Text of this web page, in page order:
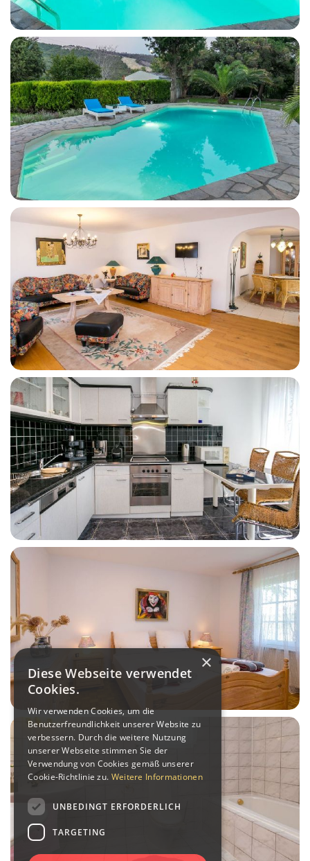
×
Diese Webseite verwendet
Cookies.
Wir verwenden Cookies, um die
Benutzerfreundlichkeit unserer Website zu
verbessern. Durch die weitere Nutzung
unserer Webseite stimmen Sie der
Verwendung von Cookies gemäß unserer
Cookie-Richtlinie zu. Weitere Informationen
UNBEDINGT ERFORDERLICH
TARGETING